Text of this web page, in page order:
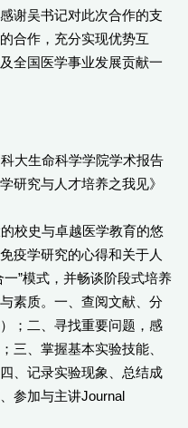
谢吴书记对此次合作的支
合作，充分实现优势互
全国医学事业发展贡献一
大生命科学学院学术报告
研究与人才培养之我见》
校史与卓越医学教育的悠
疫学研究的心得和关于人
”模式，并畅谈阶段式培养
素质。一、查阅文献、分
；二、寻找重要问题，感
三、掌握基本实验技能、
、记录实验现象、总结成
参加与主讲Journal